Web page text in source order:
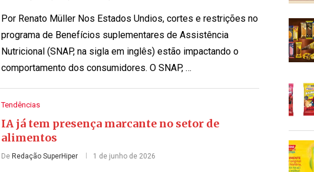
Por Renato Müller Nos Estados Undios, cortes e restrições no
programa de Benefícios suplementares de Assistência
Nutricional (SNAP, na sigla em inglês) estão impactando o
comportamento dos consumidores. O SNAP, …
Tendências
IA já tem presença marcante no setor de
alimentos
De Redação SuperHiper 1 de junho de 2026